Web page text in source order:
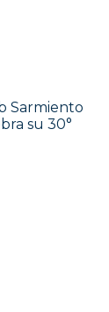
Sarmiento
su 30°